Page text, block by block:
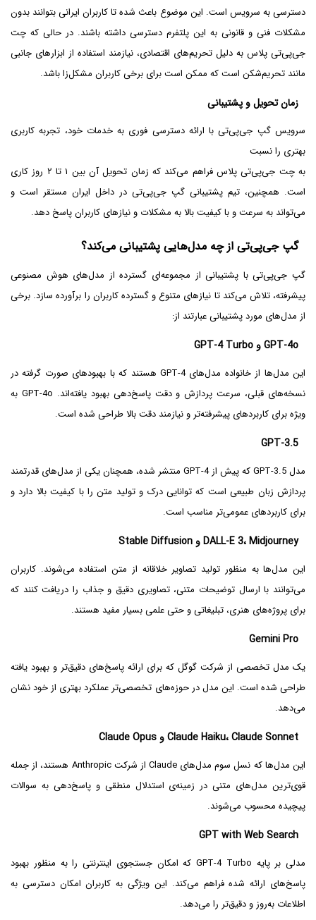
دسترسی به سرویس است. این موضوع باعث شده تا کاربران ایرانی بتوانند بدون
مشکلات فنی و قانونی به این پلتفرم دسترسی داشته باشند. در حالی که چت
جی‌پی‌تی پلاس به دلیل تحریم‌های اقتصادی، نیازمند استفاده از ابزارهای جانبی
مانند تحریم‌شکن است که ممکن است برای برخی کاربران مشکل‌زا باشد.
زمان تحویل و پشتیبانی
سرویس گپ جی‌پی‌تی با ارائه دسترسی فوری به خدمات خود، تجربه کاربری
بهتری را نسبت
به چت جی‌پی‌تی پلاس فراهم می‌کند که زمان تحویل آن بین ۱ تا ۲ روز کاری
است. همچنین، تیم پشتیبانی گپ جی‌پی‌تی در داخل ایران مستقر است و
می‌تواند به سرعت و با کیفیت بالا به مشکلات و نیازهای کاربران پاسخ دهد.
گپ جی‌پی‌تی از چه مدل‌هایی پشتیبانی می‌کند؟
گپ جی‌پی‌تی با پشتیبانی از مجموعه‌ای گسترده از مدل‌های هوش مصنوعی
پیشرفته، تلاش می‌کند تا نیازهای متنوع و گسترده کاربران را برآورده سازد. برخی
از مدل‌های مورد پشتیبانی عبارتند از:
GPT-4o و GPT-4 Turbo
این مدل‌ها از خانواده مدل‌های GPT-4 هستند که با بهبودهای صورت گرفته در
نسخه‌های قبلی، سرعت پردازش و دقت پاسخ‌دهی بهبود یافته‌اند. GPT-4o به
ویژه برای کاربردهای پیشرفته‌تر و نیازمند دقت بالا طراحی شده است.
GPT-3.5
مدل GPT-3.5 که پیش از GPT-4 منتشر شده، همچنان یکی از مدل‌های قدرتمند
پردازش زبان طبیعی است که توانایی درک و تولید متن را با کیفیت بالا دارد و
برای کاربردهای عمومی‌تر مناسب است.
DALL-E 3، Midjourney و Stable Diffusion
این مدل‌ها به منظور تولید تصاویر خلاقانه از متن استفاده می‌شوند. کاربران
می‌توانند با ارسال توضیحات متنی، تصاویری دقیق و جذاب را دریافت کنند که
برای پروژه‌های هنری، تبلیغاتی و حتی علمی بسیار مفید هستند.
Gemini Pro
یک مدل تخصصی از شرکت گوگل که برای ارائه پاسخ‌های دقیق‌تر و بهبود یافته
طراحی شده است. این مدل در حوزه‌های تخصصی‌تر عملکرد بهتری از خود نشان
می‌دهد.
Claude Haiku، Claude Sonnet و Claude Opus
این مدل‌ها که نسل سوم مدل‌های Claude از شرکت Anthropic هستند، از جمله
قوی‌ترین مدل‌های متنی در زمینه‌ی استدلال منطقی و پاسخ‌دهی به سوالات
پیچیده محسوب می‌شوند.
GPT with Web Search
مدلی بر پایه GPT-4 Turbo که امکان جستجوی اینترنتی را به منظور بهبود
پاسخ‌های ارائه شده فراهم می‌کند. این ویژگی به کاربران امکان دسترسی به
اطلاعات به‌روز و دقیق‌تر را می‌دهد.